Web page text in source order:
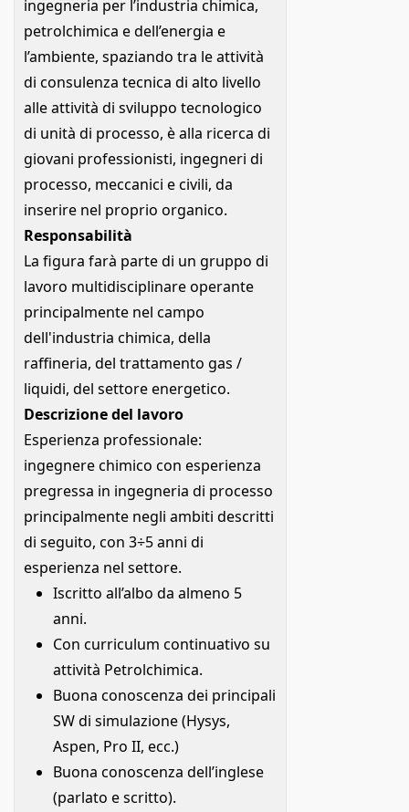
ingegneria per l’industria chimica,
petrolchimica e dell’energia e
l’ambiente, spaziando tra le attività
di consulenza tecnica di alto livello
alle attività di sviluppo tecnologico
di unità di processo, è alla ricerca di
giovani professionisti, ingegneri di
processo, meccanici e civili, da
inserire nel proprio organico.
Responsabilità
La figura farà parte di un gruppo di
lavoro multidisciplinare operante
principalmente nel campo
dell'industria chimica, della
raffineria, del trattamento gas /
liquidi, del settore energetico.
Descrizione del lavoro
Esperienza professionale:
ingegnere chimico con esperienza
pregressa in ingegneria di processo
principalmente negli ambiti descritti
di seguito, con 3÷5 anni di
esperienza nel settore.
Iscritto all’albo da almeno 5
anni.
Con curriculum continuativo su
attività Petrolchimica.
Buona conoscenza dei principali
SW di simulazione (Hysys,
Aspen, Pro II, ecc.)
Buona conoscenza dell’inglese
(parlato e scritto).